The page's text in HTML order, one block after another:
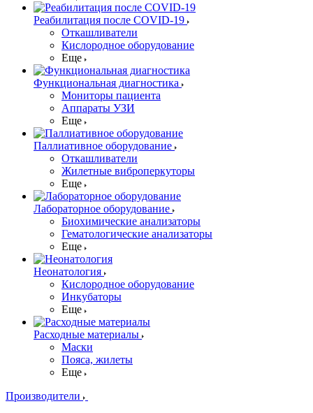
Реабилитация после COVID-19
Откашливатели
Кислородное оборудование
Еще
Функциональная диагностика
Мониторы пациента
Аппараты УЗИ
Еще
Паллиативное оборудование
Откашливатели
Жилетные виброперкуторы
Еще
Лабораторное оборудование
Биохимические анализаторы
Гематологические анализаторы
Еще
Неонатология
Кислородное оборудование
Инкубаторы
Еще
Расходные материалы
Маски
Пояса, жилеты
Еще
Производители